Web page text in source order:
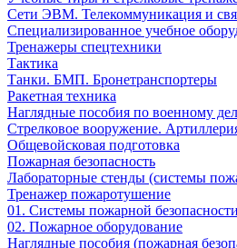
Сети ЭВМ. Телекоммуникация и
Специализированное учебное
Тренажеры спецтехники
Тактика
Танки. БМП. Бронетранспортеры
Ракетная техника
Наглядные пособия по военному
Стрелковое вооружение.
Общевойсковая подготовка
Пожарная безопасность
Лабораторные стенды (системы
Тренажер пожаротушение
01. Системы пожарной безопасности
02. Пожарное оборудование
Наглядные пособия (пожарная